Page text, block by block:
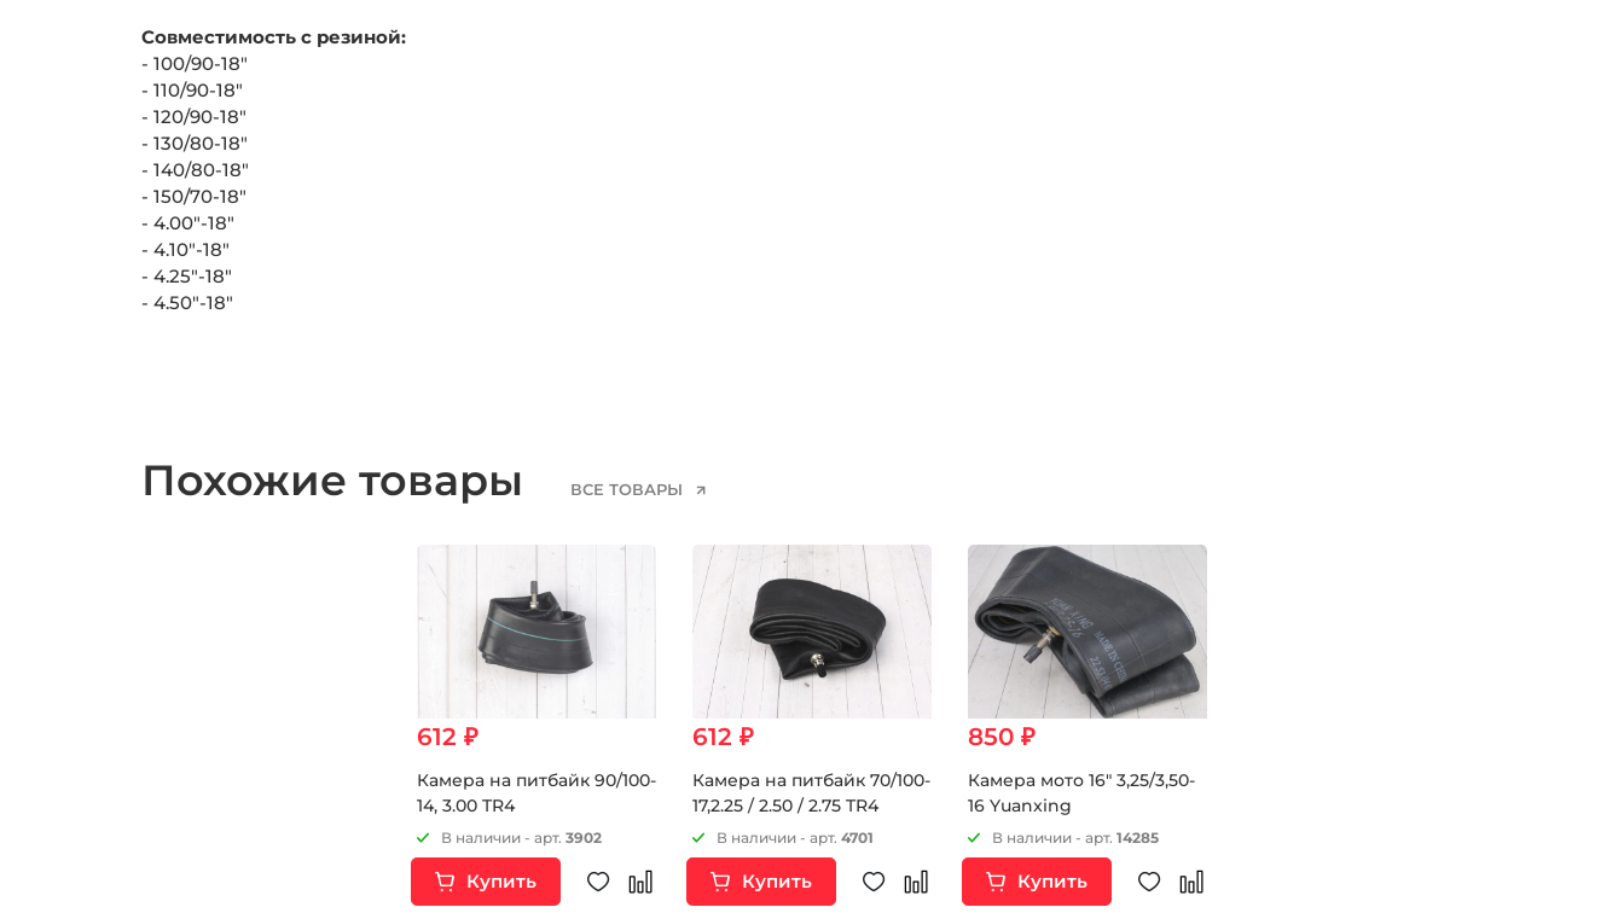
Совместимость с резиной:
- 100/90-18"
- 110/90-18"
- 120/90-18"
- 130/80-18"
- 140/80-18"
- 150/70-18"
- 4.00"-18"
- 4.10"-18"
- 4.25"-18"
- 4.50"-18"
Похожие товары ВСЕ ТОВАРЫ
612 ₽
Камера на питбайк 90/100-
14, 3.00 TR4
В наличии - арт. 3902
Купить
612 ₽
Камера на питбайк 70/100-
17,2.25 / 2.50 / 2.75 TR4
В наличии - арт. 4701
Купить
850 ₽
Камера мото 16" 3,25/3,50-
16 Yuanxing
В наличии - арт. 14285
Купить